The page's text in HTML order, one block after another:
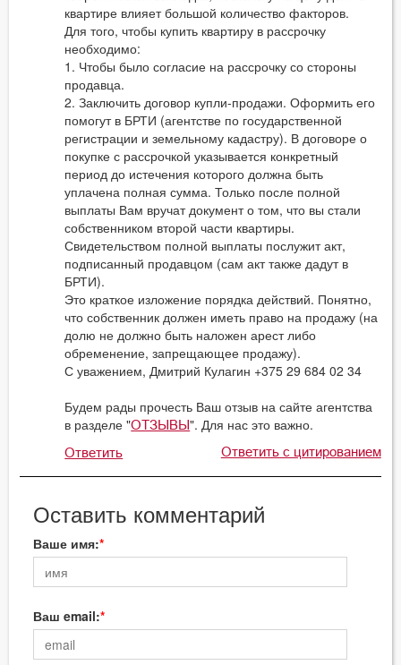
квартире влияет большой количество факторов.
Для того, чтобы купить квартиру в рассрочку
необходимо:
1. Чтобы было согласие на рассрочку со стороны
продавца.
2. Заключить договор купли-продажи. Оформить его
помогут в БРТИ (агентстве по государственной
регистрации и земельному кадастру). В договоре о
покупке с рассрочкой указывается конкретный
период до истечения которого должна быть
уплачена полная сумма. Только после полной
выплаты Вам вручат документ о том, что вы стали
собственником второй части квартиры.
Свидетельством полной выплаты послужит акт,
подписанный продавцом (сам акт также дадут в
БРТИ).
Это краткое изложение порядка действий. Понятно,
что собственник должен иметь право на продажу (на
долю не должно быть наложен арест либо
обременение, запрещающее продажу).
С уважением, Дмитрий Кулагин +375 29 684 02 34
Будем рады прочесть Ваш отзыв на сайте агентства
в разделе "ОТЗЫВЫ". Для нас это важно.
Ответить Ответить с цитированием
Оставить комментарий
Ваше имя:
Ваш email: